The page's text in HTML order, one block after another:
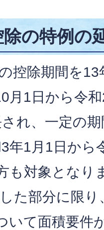
の特例の
控除期間を
月1日から令
され、一定の
3年1月1日か
も対象となり
た部分に限
いて面積要件